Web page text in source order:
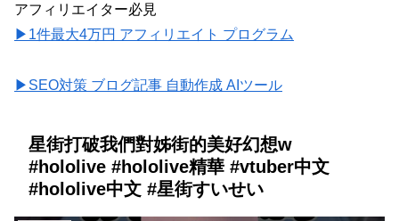
アフィリエイター必見
▶1件最大4万円 アフィリエイト プログラム
▶SEO対策 ブログ記事 自動作成 AIツール
星街打破我們對姊街的美好幻想w
#hololive #hololive精華 #vtuber中文
#hololive中文 #星街すいせい